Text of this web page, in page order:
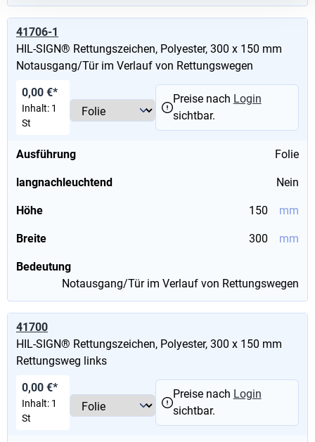
41706-1
HIL-SIGN® Rettungszeichen, Polyester, 300 x 150 mm
Notausgang/Tür im Verlauf von Rettungswegen
Ausführung Folie
langnachleuchtend Nein
Höhe 150 mm
Breite 300 mm
Bedeutung
Notausgang/Tür im Verlauf von Rettungswegen
0,00 €*
Inhalt: 1
St
Preise nach Login
sichtbar.
41700
HIL-SIGN® Rettungszeichen, Polyester, 300 x 150 mm
Rettungsweg links
0,00 €*
Inhalt: 1
St
Preise nach Login
sichtbar.